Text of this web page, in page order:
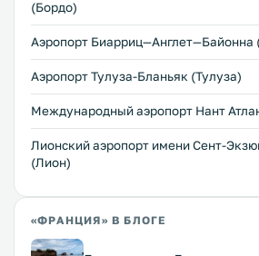
(Бордо)
Аэропорт Биарриц—Англет—Байонна
Аэропорт Тулуза-Бланьяк (Тулуза)
Междунарoдный аэропорт Нант
Лионский аэропорт имени Сент-
(Лион)
«ФРАНЦИЯ» В БЛОГЕ